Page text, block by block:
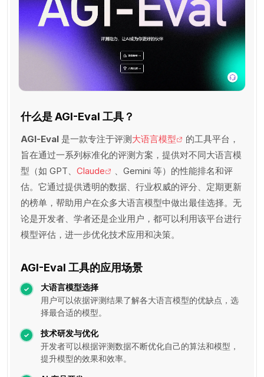
什么是 AGI-Eval 工具？
AGI-Eval 是一款专注于评测大语言模型
的工具平台，
旨在通过一系列标准化的评测方案，提供对不同大语言模
型（如 GPT、 Claude
、Gemini 等）的性能排名和评
估。它通过提供透明的数据、行业权威的评分、定期更新
的榜单，帮助用户在众多大语言模型中做出最佳选择。无
论是开发者、学者还是企业用户，都可以利用该平台进行
模型评估，进一步优化技术应用和决策。
AGI-Eval 工具的应用场景
大语言模型选择
用户可以依据评测结果了解各大语言模型的优缺点，选
择最合适的模型。
技术研发与优化
开发者可以根据评测数据不断优化自己的算法和模型，
提升模型的效果和效率。